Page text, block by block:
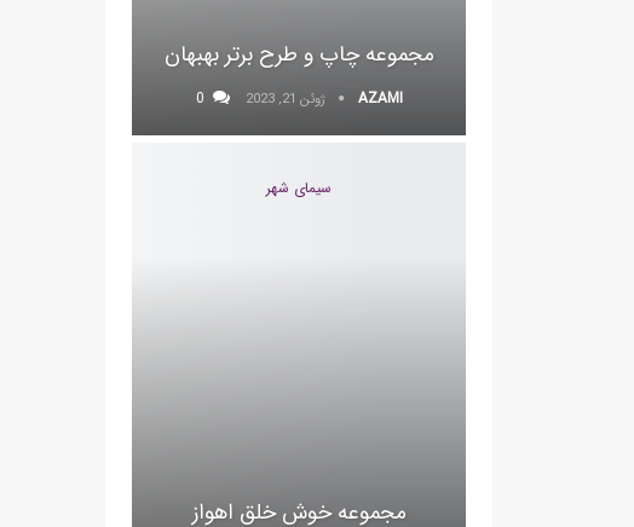
مجموعه چاپ و طرح برتر بهبهان
AZAMI ژوئن 21, 2023
سیمای شهر
مجموعه خوش خلق اهواز